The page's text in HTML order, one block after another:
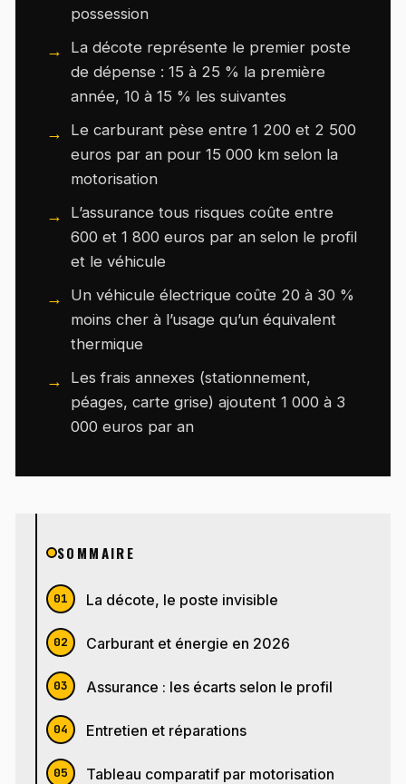
possession
La décote représente le premier poste
de dépense : 15 à 25 % la première
année, 10 à 15 % les suivantes
Le carburant pèse entre 1 200 et 2 500
euros par an pour 15 000 km selon la
motorisation
L’assurance tous risques coûte entre
600 et 1 800 euros par an selon le profil
et le véhicule
Un véhicule électrique coûte 20 à 30 %
moins cher à l’usage qu’un équivalent
thermique
Les frais annexes (stationnement,
péages, carte grise) ajoutent 1 000 à 3
000 euros par an
SOMMAIRE
La décote, le poste invisible
Carburant et énergie en 2026
Assurance : les écarts selon le profil
Entretien et réparations
Tableau comparatif par motorisation